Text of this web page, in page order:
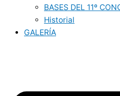
BASES DEL 11º
Historial
GALERÍA